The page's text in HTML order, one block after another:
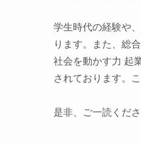
学生時代の経験や
ります。また、総
社会を動かす力 起
されております。
是非、ご一読くださ